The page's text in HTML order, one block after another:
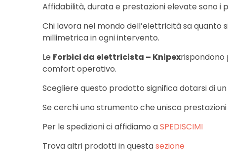
Affidabilità, durata e prestazioni elevate sono i
Chi lavora nel mondo dell’elettricità sa
millimetrica in ogni intervento.
Le Forbici da elettricista – Knipexrispondono
comfort operativo.
Scegliere questo prodotto significa dotarsi di
Se cerchi uno strumento che unisca
Per le spedizioni ci affidiamo aSPEDISCIMI
Trova altri prodotti in questasezione